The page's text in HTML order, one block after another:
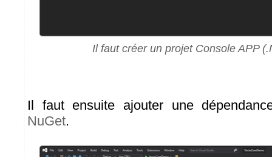
Il faut créer un projet Console APP
Il faut ensuite ajouter une
NuGet.